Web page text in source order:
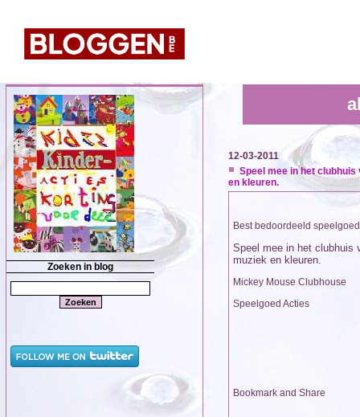
Zoeken in blog
12-03-2011
Speel mee in het
en kleuren.
Best bedoordeeld speelgoed
Speel mee in het clubhuis
muziek en kleuren.
Mickey Mouse Clubhouse
Speelgoed Acties